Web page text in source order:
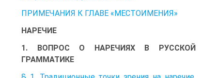
ПРИМЕЧАНИЯ К ГЛАВЕ «МЕСТОИМЕНИЯ»
НАРЕЧИЕ
1. ВОПРОС О НАРЕЧИЯХ В РУССКОЙ
ГРАММАТИКЕ